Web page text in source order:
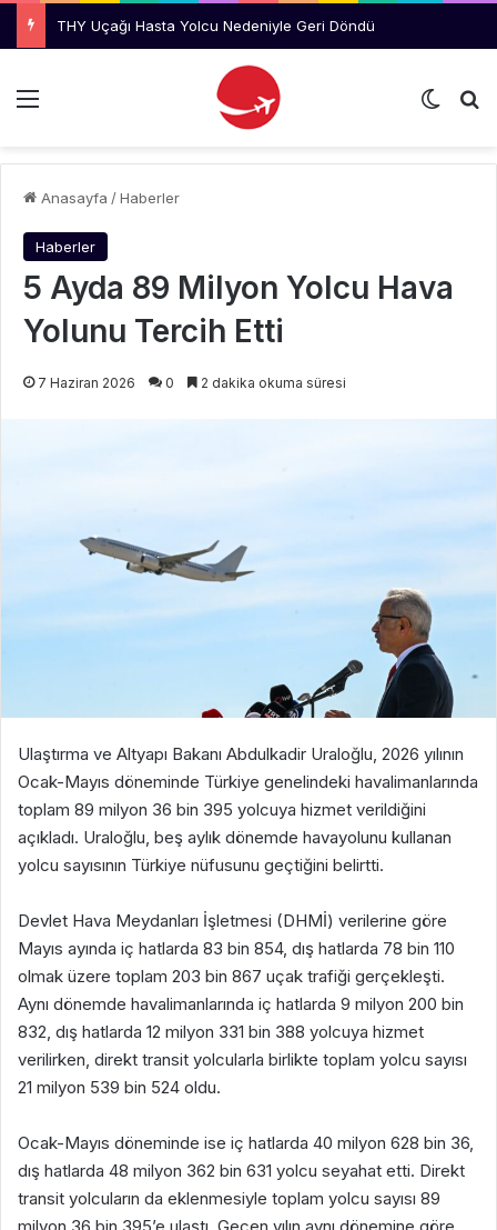
THY Uçağı Hasta Yolcu Nedeniyle Geri Döndü
Menü Dış
Anasayfa /Haberler
Haberler
5 Ayda 89 Milyon Yolcu Hava
Yolunu Tercih Etti
7 Haziran 2026 0 2 dakika okuma süresi
Ulaştırma ve Altyapı Bakanı Abdulkadir Uraloğlu, 2026 yılının
Ocak-Mayıs döneminde Türkiye genelindeki havalimanlarında
toplam 89 milyon 36 bin 395 yolcuya hizmet verildiğini
açıkladı. Uraloğlu, beş aylık dönemde havayolunu kullanan
yolcu sayısının Türkiye nüfusunu geçtiğini belirtti.
Devlet Hava Meydanları İşletmesi (DHMİ) verilerine göre
Mayıs ayında iç hatlarda 83 bin 854, dış hatlarda 78 bin 110
olmak üzere toplam 203 bin 867 uçak trafiği gerçekleşti.
Aynı dönemde havalimanlarında iç hatlarda 9 milyon 200 bin
832, dış hatlarda 12 milyon 331 bin 388 yolcuya hizmet
verilirken, direkt transit yolcularla birlikte toplam yolcu sayısı
21 milyon 539 bin 524 oldu.
Ocak-Mayıs döneminde ise iç hatlarda 40 milyon 628 bin 36,
dış hatlarda 48 milyon 362 bin 631 yolcu seyahat etti. Direkt
transit yolcuların da eklenmesiyle toplam yolcu sayısı 89